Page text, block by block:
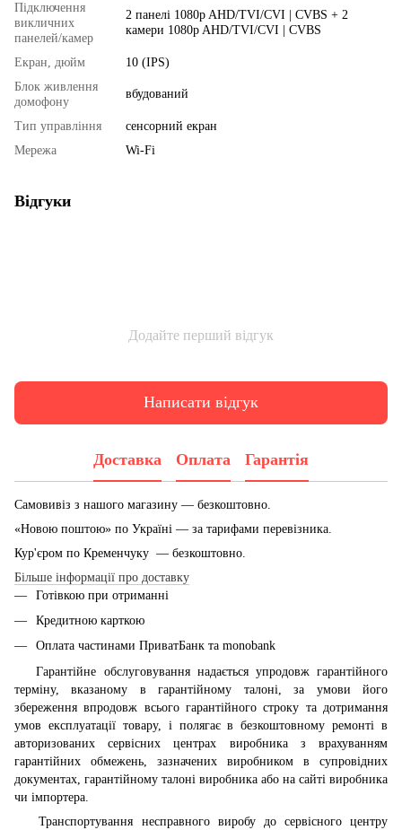
Підключення
викличних
панелей/камер
2 панелі 1080p AHD/TVI/CVI | CVBS + 2
камери 1080p AHD/TVI/CVI | CVBS
Екран, дюйм
10 (IPS)
Блок живлення
домофону
вбудований
Тип управління
сенсорний екран
Мережа
Wi-Fi
Відгуки
Додайте перший відгук
Написати відгук
Доставка Оплата Гарантія
Самовивіз з нашого магазину — безкоштовно.
«Новою поштою» по Україні — за тарифами перевізника.
Кур'єром по Кременчуку — безкоштовно.
Більше інформації про доставку
Готівкою при отриманні
Кредитною карткою
Оплата частинами ПриватБанк та monobank
Гарантійне обслуговування надається упродовж гарантійного
терміну, вказаному в гарантійному талоні, за умови його
збереження впродовж всього гарантійного строку та дотримання
умов експлуатації товару, і полягає в безкоштовному ремонті в
авторизованих сервісних центрах виробника з врахуванням
гарантійних обмежень, зазначених виробником в супровідних
документах, гарантійному талоні виробника або на сайті виробника
чи імпортера.
Транспортування несправного виробу до сервісного центру